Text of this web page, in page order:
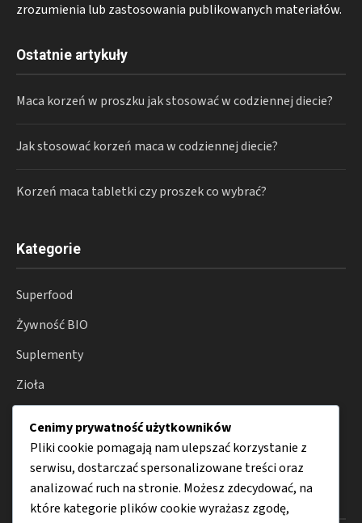
zrozumienia lub zastosowania publikowanych materiałów.
Ostatnie artykuły
Maca korzeń w proszku jak stosować w codziennej diecie?
Jak stosować korzeń maca w codziennej diecie?
Korzeń maca tabletki czy proszek co wybrać?
Kategorie
Superfood
Żywność BIO
Suplementy
Zioła
Porady
Menu
Cenimy prywatność użytkowników
Pliki cookie pomagają nam ulepszać korzystanie z
serwisu, dostarczać spersonalizowane treści oraz
analizować ruch na stronie. Możesz zdecydować, na
które kategorie plików cookie wyrażasz zgodę,